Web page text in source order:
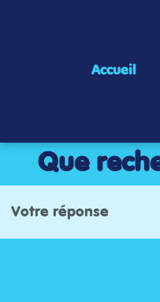
Accueil
Que